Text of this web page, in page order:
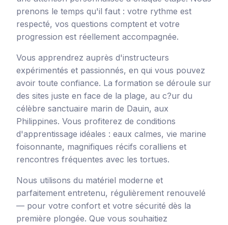
prenons le temps qu'il faut : votre rythme est
respecté, vos questions comptent et votre
progression est réellement accompagnée.
Vous apprendrez auprès d'instructeurs
expérimentés et passionnés, en qui vous pouvez
avoir toute confiance. La formation se déroule sur
des sites juste en face de la plage, au c?ur du
célèbre sanctuaire marin de Dauin, aux
Philippines. Vous profiterez de conditions
d'apprentissage idéales : eaux calmes, vie marine
foisonnante, magnifiques récifs coralliens et
rencontres fréquentes avec les tortues.
Nous utilisons du matériel moderne et
parfaitement entretenu, régulièrement renouvelé
— pour votre confort et votre sécurité dès la
première plongée. Que vous souhaitiez